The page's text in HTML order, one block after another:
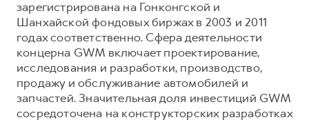
зарегистрирована на Гонконгской и
Шанхайской фондовых биржах в 2003 и 2011
годах соответственно. Сфера деятельности
концерна GWM включает проектирование,
исследования и разработки, производство,
продажу и обслуживание автомобилей и
запчастей. Значительная доля инвестиций GWM
сосредоточена на конструкторских разработках